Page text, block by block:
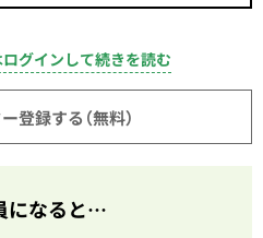
グインして続きを読む
登録する（無料）
になると…